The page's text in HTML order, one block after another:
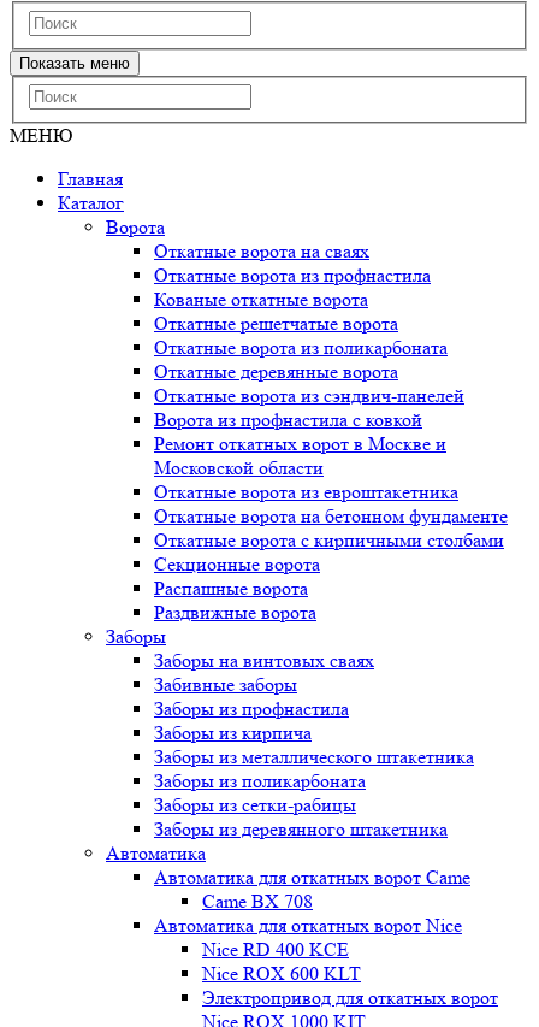
Показать меню
МЕНЮ
Главная
Каталог
Ворота
Откатные ворота на сваях
Откатные ворота из профнастила
Кованые откатные ворота
Откатные решетчатые ворота
Откатные ворота из поликарбоната
Откатные деревянные ворота
Откатные ворота из сэндвич-панелей
Ворота из профнастила с ковкой
Ремонт откатных ворот в Москве и
Московской области
Откатные ворота из евроштакетника
Откатные ворота на бетонном фундаменте
Откатные ворота с кирпичными столбами
Секционные ворота
Распашные ворота
Раздвижные ворота
Заборы
Заборы на винтовых сваях
Забивные заборы
Заборы из профнастила
Заборы из кирпича
Заборы из металлического штакетника
Заборы из поликарбоната
Заборы из сетки-рабицы
Заборы из деревянного штакетника
Автоматика
Автоматика для откатных ворот Came
Came BX 708
Автоматика для откатных ворот Nice
Nice RD 400 KCE
Nice ROX 600 KLT
Электропривод для откатных ворот
Nice ROX 1000 KIT